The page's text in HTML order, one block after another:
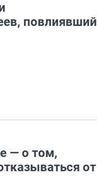
повлиявший
— о том,
от